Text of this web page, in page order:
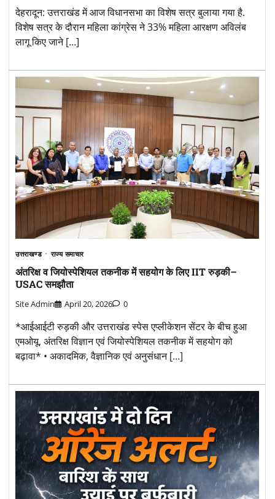
देहरादून: उत्तराखंड में आज विधानसभा का विशेष सत्र बुलाया गया है.
विशेष सत्र के दौरान महिला कांग्रेस ने 33% महिला आरक्षण अविलंब
लागू किए जाने […]
उत्तराखण्ड राज्य समाचार
अंतरिक्ष व जियोस्पेशियल तकनीक में सहयोग के लिए IIT रुड़की–
USAC समझौता
Site Admin April 20, 2026 0
*आईआईटी रुड़की और उत्तराखंड स्पेस एप्लीकेशन सेंटर के बीच हुआ
एमओयू, अंतरिक्ष विज्ञान एवं जियोस्पेशियल तकनीक में सहयोग को
बढ़ावा* • अकादमिक, वैज्ञानिक एवं अनुसंधान […]